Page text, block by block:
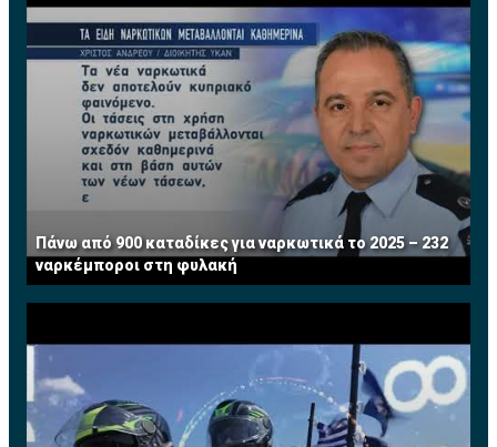
Πάνω από 900 καταδίκες για ναρκωτικά το 2025 – 232
ναρκέμποροι στη φυλακή